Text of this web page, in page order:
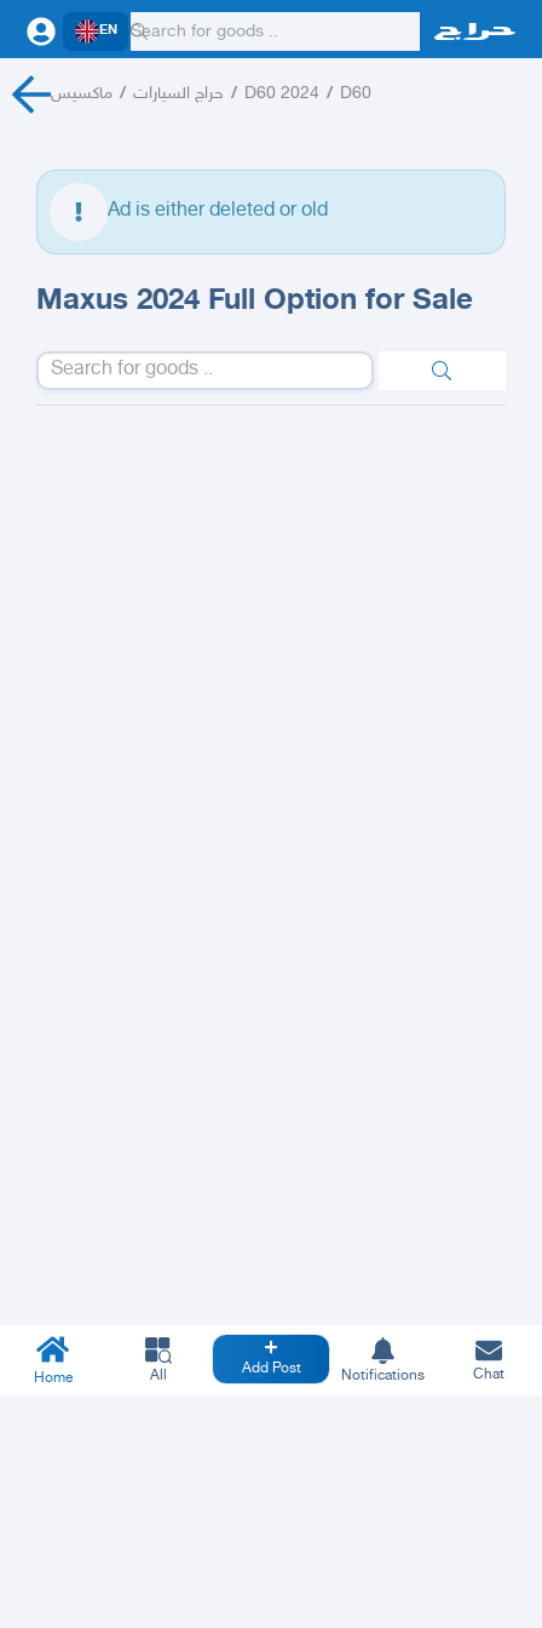
EN
ماكسيس / حراج السيارات / D60 2024 / D60
Ad is either deleted or old
Maxus 2024 Full Option for Sale
Home All Add Post Notifications Chat